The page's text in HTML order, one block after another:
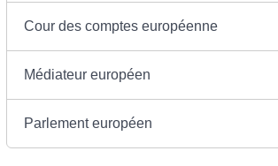
Cour des comptes européenne
Médiateur européen
Parlement européen